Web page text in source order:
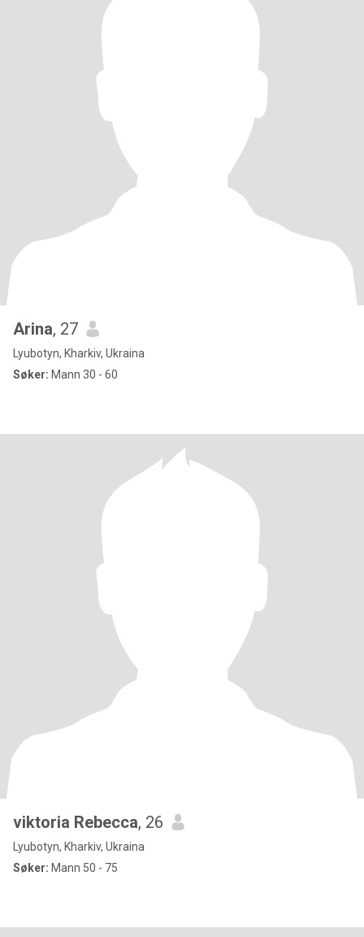
Arina, 27
Lyubotyn, Kharkiv, Ukraina
Søker: Mann 30 - 60
viktoria Rebecca, 26
Lyubotyn, Kharkiv, Ukraina
Søker: Mann 50 - 75